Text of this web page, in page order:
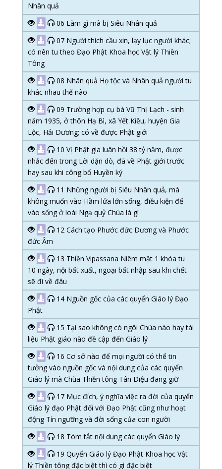
Nhân quả
06 Làm gì mà bị Siêu Nhân quả
07 Người thích cầu xin, lạy lục người khác;
có nên tu theo Đạo Phật Khoa học Vật lý Thiền
Tông
08 Nhân quả Họ tộc và Nhân quả người tu
khác nhau thế nào
09 Trường hợp cụ bà Vũ Thị Lạch - sinh
năm 1935, ở thôn Hạ Bì, xã Yết Kiêu, huyện Gia
Lộc, Hải Dương; có về được Phật giới
10 Vị Phật gia luân hồi 38 tỷ năm, được
nhắc đến trong Lời dặn dò, đã về Phật giới trước
hay sau khi công bố Huyền ký
11 Những người bị Siêu Nhân quả, mà
không muốn vào Hầm lửa lớn sống, điều kiện để
vào sống ở loài Ngạ quỷ Chúa là gì
12 Cách tạo Phước đức Dương và Phước
đức Âm
13 Thiền Vipassana Niêm mật 1 khóa tu
10 ngày, nội bất xuất, ngoại bất nhập sau khi chết
sẽ đi về đâu
14 Nguồn gốc của các quyển Giáo lý Đạo
Phật
15 Tại sao không có ngôi Chùa nào hay tài
liệu Phật giáo nào đề cập đến Giáo lý
16 Cơ sở nào để mọi người có thể tin
tưởng vào nguồn gốc và nội dung của các quyển
Giáo lý mà Chùa Thiền tông Tân Diệu đang giữ
17 Mục đích, ý nghĩa việc ra đời của quyển
Giáo lý đạo Phật đối với Đạo Phật cũng như hoạt
động Tín ngưỡng và đời sống của con người
18 Tóm tắt nội dung các quyển Giáo lý
19 Quyển Giáo lý Đạo Phật Khoa học Vật
lý Thiền tông đặc biệt thì có gì đặc biệt